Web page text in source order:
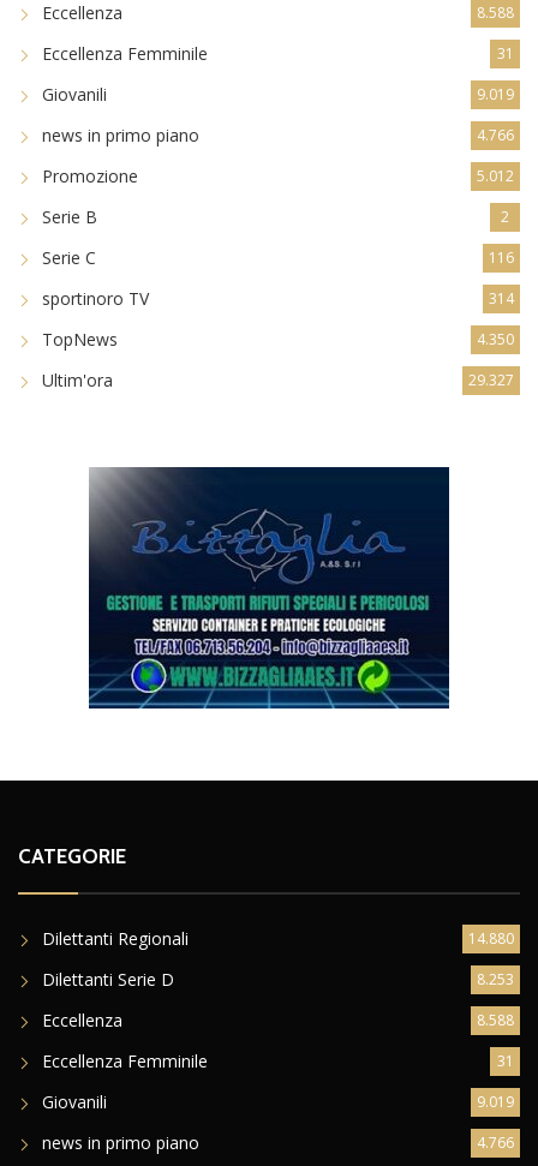
Eccellenza 8.588
Eccellenza Femminile 31
Giovanili 9.019
news in primo piano 4.766
Promozione 5.012
Serie B 2
Serie C 116
sportinoro TV 314
TopNews 4.350
Ultim'ora 29.327
CATEGORIE
Dilettanti Regionali 14.880
Dilettanti Serie D 8.253
Eccellenza 8.588
Eccellenza Femminile 31
Giovanili 9.019
news in primo piano 4.766